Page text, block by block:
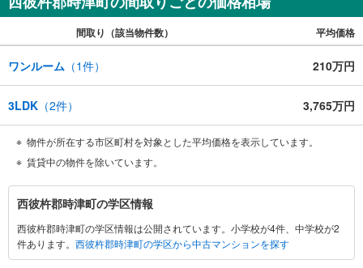
間取り（該当物件数） 平均価格
ワンルーム （1件） 210万円
3LDK （2件） 3,765万円
物件が所在する市区町村を対象とした平均価格を表示しています。
賃貸中の物件を除いています。
西
彼
杵
郡
西彼杵郡時津町の学区情報
西彼杵郡時津町の学区情報は公開されています。小学校が4件、中学校が2
件あります。 西彼杵郡時津町の学区から中古マンションを探す